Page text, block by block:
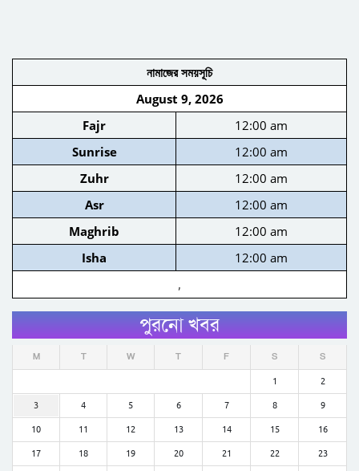
নামাজের সময়সূচি
August 9, 2026
Fajr
12:00 am
Sunrise
12:00 am
Zuhr
12:00 am
Asr
12:00 am
Maghrib
12:00 am
Isha
12:00 am
,
পুরনো খবর
M T W T F S S
1 2
3 4 5 6 7 8 9
10 11 12 13 14 15 16
17 18 19 20 21 22 23